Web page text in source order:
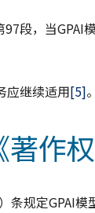
段，当GPAI
应继续适用[5]。
作
条规定GPAI